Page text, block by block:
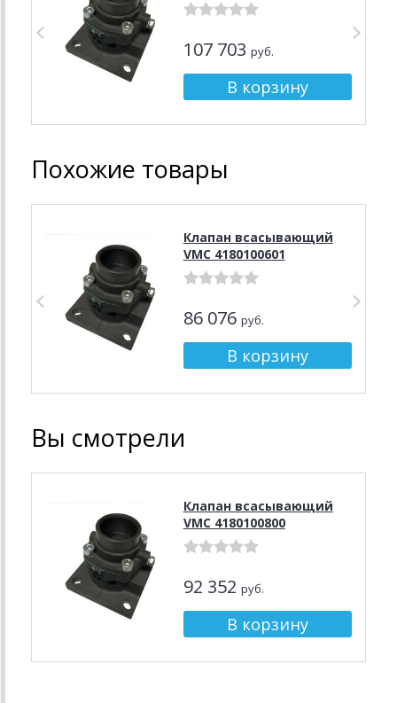
107 703 руб.
Похожие товары
Клапан всасывающий
VMC 4180100601
86 076 руб.
Вы смотрели
Клапан всасывающий
VMC 4180100800
92 352 руб.